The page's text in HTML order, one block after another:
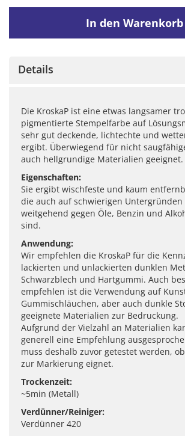
In den Warenkorb
Details
Die KroskaP ist eine etwas langsamer
pigmentierte Stempelfarbe auf
sehr gut deckende, lichtechte und
ergibt. Überwiegend für nicht
auch hellgrundige Materialien geeignet.
Eigenschaften:
Sie ergibt wischfeste und kaum
die auch auf schwierigen
weitgehend gegen Öle, Benzin und
sind.
Anwendung:
Wir empfehlen die KroskaP für die
lackierten und unlackierten dunklen
Schwarzblech und Hartgummi. Auch
empfehlen ist die Verwendung auf
Gummischläuchen, aber auch dunkle
geeignete Materialien zur Bedruckung.
Aufgrund der Vielzahl an Materialien
generell eine Empfehlung
muss deshalb zuvor getestet werden,
zur Markierung eignet.
Trockenzeit:
~5min (Metall)
Verdünner/Reiniger:
Verdünner 420